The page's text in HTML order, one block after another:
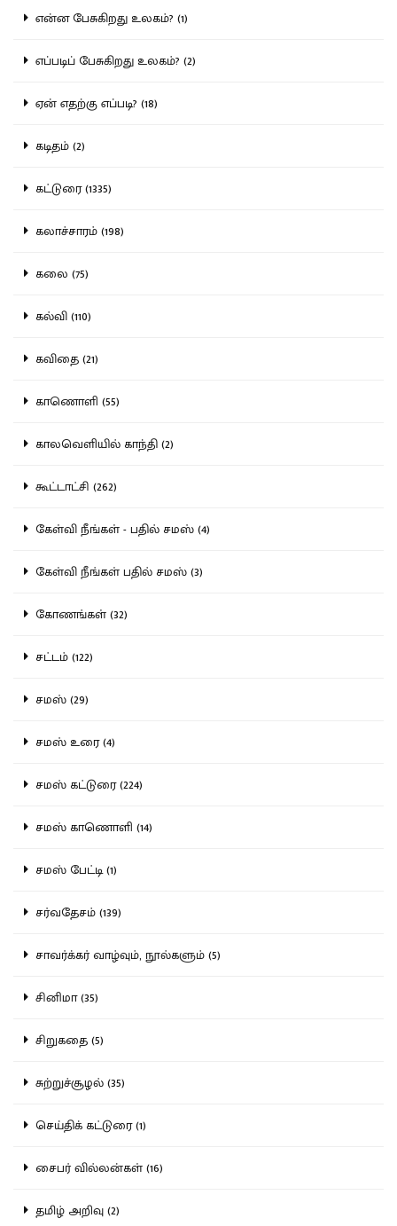
என்ன பேசுகிறது உலகம்? (1)
எப்படிப் பேசுகிறது உலகம்? (2)
ஏன் எதற்கு எப்படி? (18)
கடிதம் (2)
கட்டுரை (1335)
கலாச்சாரம் (198)
கலை (75)
கல்வி (110)
கவிதை (21)
காணொளி (55)
காலவெளியில் காந்தி (2)
கூட்டாட்சி (262)
கேள்வி நீங்கள் - பதில் சமஸ் (4)
கேள்வி நீங்கள் பதில் சமஸ் (3)
கோணங்கள் (32)
சட்டம் (122)
சமஸ் (29)
சமஸ் உரை (4)
சமஸ் கட்டுரை (224)
சமஸ் காணொளி (14)
சமஸ் பேட்டி (1)
சர்வதேசம் (139)
சாவர்க்கர் வாழ்வும், நூல்களும் (5)
சினிமா (35)
சிறுகதை (5)
சுற்றுச்சூழல் (35)
செய்திக் கட்டுரை (1)
சைபர் வில்லன்கள் (16)
தமிழ் அறிவு (2)